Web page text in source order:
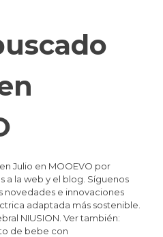
Julio en MOOEVO por
a la web y el blog. Síguenos
novedades e innovaciones
adaptada más sostenible.
NIUSION. Ver también:
de bebe con